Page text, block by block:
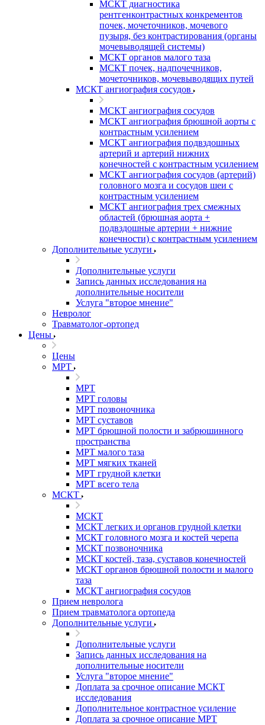
МСКТ диагностика
рентгенконтрастных конкрементов
почек, мочеточников, мочевого
пузыря, без контрастирования (органы
мочевыводящей системы)
МСКТ органов малого таза
МСКТ почек, надпочечников,
мочеточников, мочевыводящих путей
МСКТ ангиография сосудов
МСКТ ангиография сосудов
МСКТ ангиография брюшной аорты с
контрастным усилением
МСКТ ангиография подвздошных
артерий и артерий нижних
конечностей с контрастным усилением
МСКТ ангиография сосудов (артерий)
головного мозга и сосудов шеи с
контрастным усилением
МСКТ ангиография трех смежных
областей (брюшная аорта +
подвздошные артерии + нижние
конечности) с контрастным усилением
Дополнительные услуги
Дополнительные услуги
Запись данных исследования на
дополнительные носители
Услуга "второе мнение"
Невролог
Травматолог-ортопед
Цены
Цены
МРТ
МРТ
МРТ головы
МРТ позвоночника
МРТ суставов
МРТ брюшной полости и забрюшинного
пространства
МРТ малого таза
МРТ мягких тканей
МРТ грудной клетки
МРТ всего тела
МСКТ
МСКТ
МСКТ легких и органов грудной клетки
МСКТ головного мозга и костей черепа
МСКТ позвоночника
МСКТ костей, таза, суставов конечностей
МСКТ органов брюшной полости и малого
таза
МСКТ ангиография сосудов
Прием невролога
Прием травматолога ортопеда
Дополнительные услуги
Дополнительные услуги
Запись данных исследования на
дополнительные носители
Услуга "второе мнение"
Доплата за срочное описание МСКТ
исследования
Дополнительное контрастное усиление
Доплата за срочное описание МРТ